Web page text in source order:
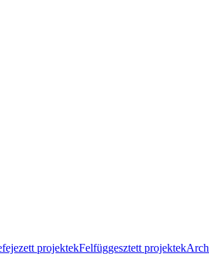
projektekFelfüggesztett projektek